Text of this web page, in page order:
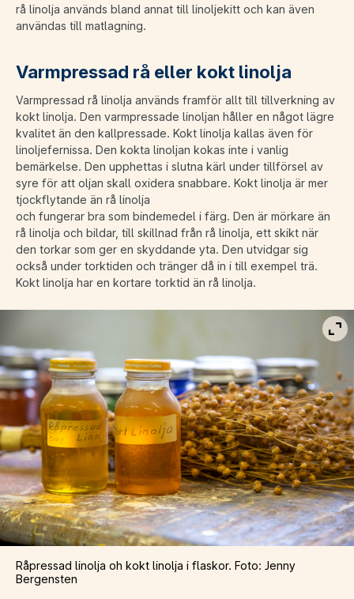
rå linolja används bland annat till linoljekitt och kan även
användas till matlagning.
Varmpressad rå eller kokt linolja
Varmpressad rå linolja används framför allt till tillverkning av
kokt linolja. Den varmpressade linoljan håller en något lägre
kvalitet än den kallpressade. Kokt linolja kallas även för
linoljefernissa. Den kokta linoljan kokas inte i vanlig
bemärkelse. Den upphettas i slutna kärl under tillförsel av
syre för att oljan skall oxidera snabbare. Kokt linolja är mer
tjockflytande än rå linolja
och fungerar bra som bindemedel i färg. Den är mörkare än
rå linolja och bildar, till skillnad från rå linolja, ett skikt när
den torkar som ger en skyddande yta. Den utvidgar sig
också under torktiden och tränger då in i till exempel trä.
Kokt linolja har en kortare torktid än rå linolja.
Råpressad linolja oh kokt linolja i flaskor. Foto: Jenny
Bergensten